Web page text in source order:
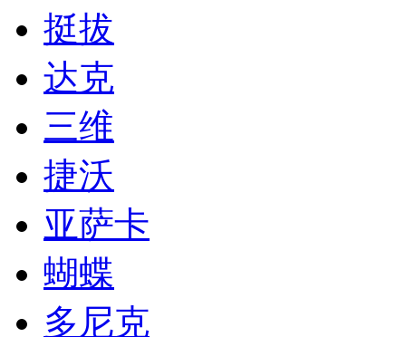
挺拔
达克
三维
捷沃
亚萨卡
蝴蝶
多尼克